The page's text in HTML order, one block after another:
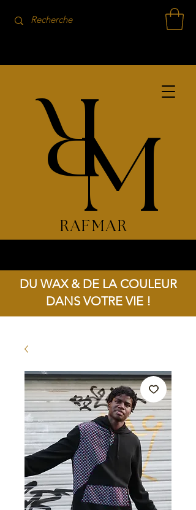
RM
RAFMAR
DU WAX & DE LA COULEUR
DANS VOTRE VIE !